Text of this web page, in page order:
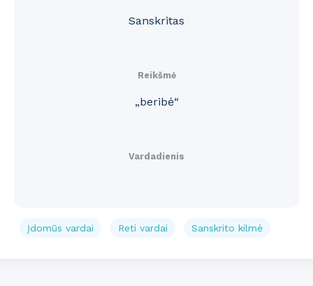
Sanskritas
Reikšmė
„beribė“
Vardadienis
Įdomūs vardai Reti vardai Sanskrito kilmė